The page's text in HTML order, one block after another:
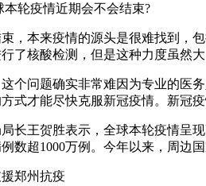
轮疫情近期会不会结束?
，本来疫情的源头是很难找到，
了核酸检测，但是这种力度虽然
个问题确实非常难因为专业的医
式才能尽快克服新冠疫情。新冠
长王贺胜表示，全球本轮疫情呈
数超1000万例。今年以来，周边
郑州抗疫